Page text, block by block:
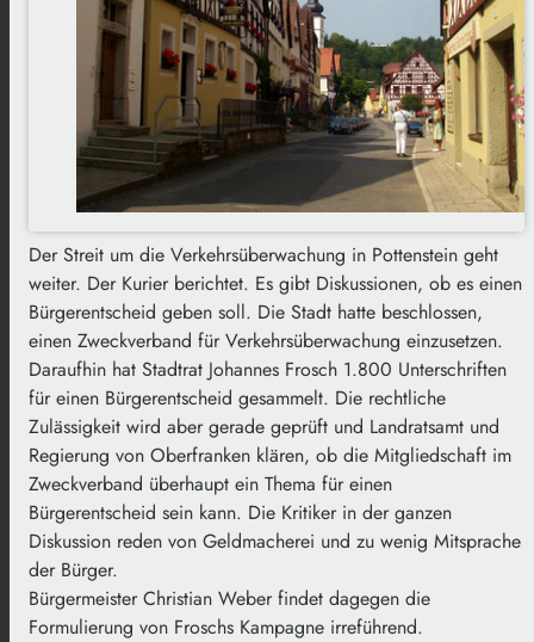
Der Streit um die Verkehrsüberwachung in Pottenstein geht
weiter. Der Kurier berichtet. Es gibt Diskussionen, ob es einen
Bürgerentscheid geben soll. Die Stadt hatte beschlossen,
einen Zweckverband für Verkehrsüberwachung einzusetzen.
Daraufhin hat Stadtrat Johannes Frosch 1.800 Unterschriften
für einen Bürgerentscheid gesammelt. Die rechtliche
Zulässigkeit wird aber gerade geprüft und Landratsamt und
Regierung von Oberfranken klären, ob die Mitgliedschaft im
Zweckverband überhaupt ein Thema für einen
Bürgerentscheid sein kann. Die Kritiker in der ganzen
Diskussion reden von Geldmacherei und zu wenig Mitsprache
der Bürger.
Bürgermeister Christian Weber findet dagegen die
Formulierung von Froschs Kampagne irreführend.